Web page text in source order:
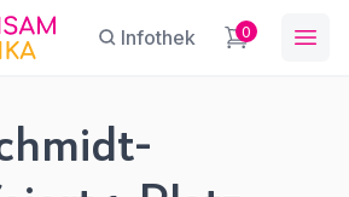
Infothek 0